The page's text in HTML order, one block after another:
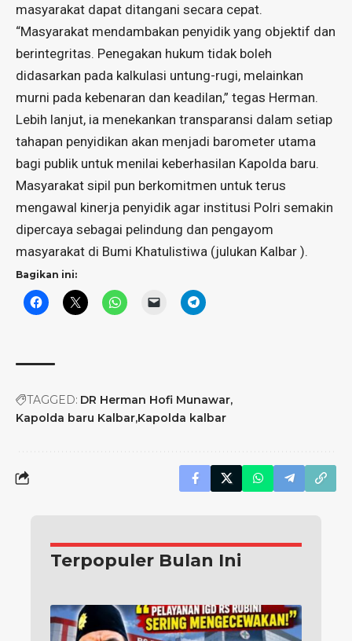
masyarakat dapat ditangani secara cepat.
“Masyarakat mendambakan penyidik yang objektif dan
berintegritas. Penegakan hukum tidak boleh
didasarkan pada kalkulasi untung-rugi, melainkan
murni pada kebenaran dan keadilan,” tegas Herman.
Lebih lanjut, ia menekankan transparansi dalam setiap
tahapan penyidikan akan menjadi barometer utama
bagi publik untuk menilai keberhasilan Kapolda baru.
Masyarakat sipil pun berkomitmen untuk terus
mengawal kinerja penyidik agar institusi Polri semakin
dipercaya sebagai pelindung dan pengayom
masyarakat di Bumi Khatulistiwa (julukan Kalbar ).
Bagikan ini:
TAGGED: DR Herman Hofi Munawar
Kapolda baru Kalbar Kapolda kalbar
Terpopuler Bulan Ini